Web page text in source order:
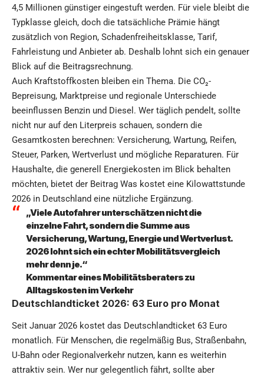
4,5 Millionen günstiger eingestuft werden. Für viele bleibt die
Typklasse gleich, doch die tatsächliche Prämie hängt
zusätzlich von Region, Schadenfreiheitsklasse, Tarif,
Fahrleistung und Anbieter ab. Deshalb lohnt sich ein genauer
Blick auf die Beitragsrechnung.
Auch Kraftstoffkosten bleiben ein Thema. Die CO₂-
Bepreisung, Marktpreise und regionale Unterschiede
beeinflussen Benzin und Diesel. Wer täglich pendelt, sollte
nicht nur auf den Literpreis schauen, sondern die
Gesamtkosten berechnen: Versicherung, Wartung, Reifen,
Steuer, Parken, Wertverlust und mögliche Reparaturen. Für
Haushalte, die generell Energiekosten im Blick behalten
möchten, bietet der Beitrag Was kostet eine Kilowattstunde
2026 in Deutschland eine nützliche Ergänzung.
„Viele Autofahrer unterschätzen nicht die
einzelne Fahrt, sondern die Summe aus
Versicherung, Wartung, Energie und Wertverlust.
2026 lohnt sich ein echter Mobilitätsvergleich
mehr denn je.“
Kommentar eines Mobilitätsberaters zu
Alltagskosten im Verkehr
Deutschlandticket 2026: 63 Euro pro Monat
Seit Januar 2026 kostet das Deutschlandticket 63 Euro
monatlich. Für Menschen, die regelmäßig Bus, Straßenbahn,
U-Bahn oder Regionalverkehr nutzen, kann es weiterhin
attraktiv sein. Wer nur gelegentlich fährt, sollte aber